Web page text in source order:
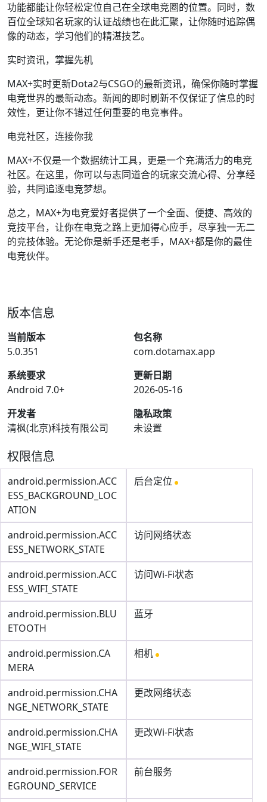
功能都能让你轻松定位自己在全球电竞圈的位置。同时，数
百位全球知名玩家的认证战绩也在此汇聚，让你随时追踪偶
像的动态，学习他们的精湛技艺。
实时资讯，掌握先机
MAX+实时更新Dota2与CSGO的最新资讯，确保你随时掌握
电竞世界的最新动态。新闻的即时刷新不仅保证了信息的时
效性，更让你不错过任何重要的电竞事件。
电竞社区，连接你我
MAX+不仅是一个数据统计工具，更是一个充满活力的电竞
社区。在这里，你可以与志同道合的玩家交流心得、分享经
验，共同追逐电竞梦想。
总之，MAX+为电竞爱好者提供了一个全面、便捷、高效的
竞技平台，让你在电竞之路上更加得心应手，尽享独一无二
的竞技体验。无论你是新手还是老手，MAX+都是你的最佳
电竞伙伴。
版本信息
当前版本
5.0.351
包名称
com.dotamax.app
系统要求
Android 7.0+
更新日期
2026-05-16
开发者
清枫(北京)科技有限公司
隐私政策
未设置
权限信息
android.permission.ACC
ESS_BACKGROUND_LOC
ATION
后台定位
android.permission.ACC
ESS_NETWORK_STATE
访问网络状态
android.permission.ACC
ESS_WIFI_STATE
访问Wi-Fi状态
android.permission.BLU
ETOOTH
蓝牙
android.permission.CA
MERA
相机
android.permission.CHA
NGE_NETWORK_STATE
更改网络状态
android.permission.CHA
NGE_WIFI_STATE
更改Wi-Fi状态
android.permission.FOR
EGROUND_SERVICE
前台服务